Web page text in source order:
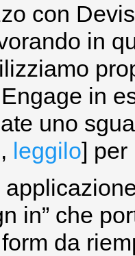
con
in
in
uno
, leggilo] per
in” che
da